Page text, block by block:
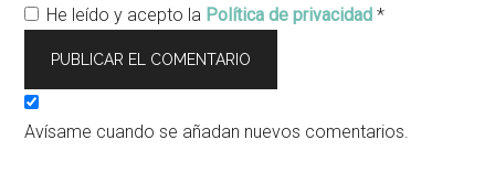
He leído y acepto la Política de privacidad*
Avísame cuando se añadan nuevos comentarios.